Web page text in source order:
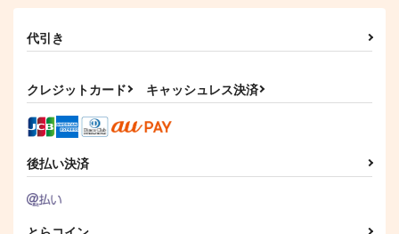
そぞろ雨 君、想う。
（上巻）
472円（税込）
宇髄天元×煉獄杏寿郎
サンプル
734円（税込）
そぞろ雨 君、想う。
629円（税込）
サンプル
代引き
クレジットカード キャッシュレス決済
後払い決済